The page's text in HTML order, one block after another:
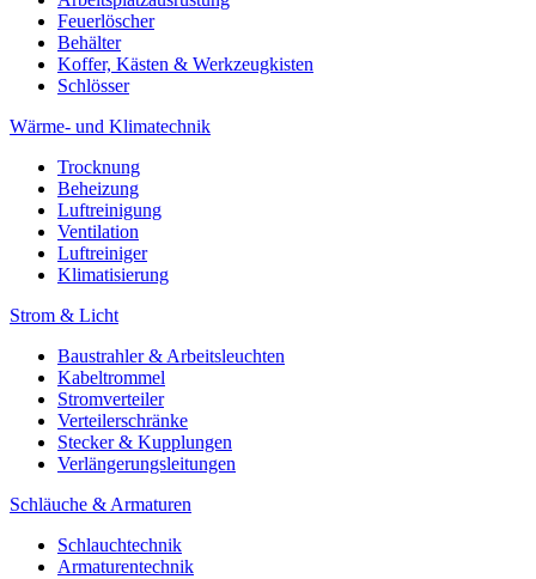
Feuerlöscher
Behälter
Koffer, Kästen & Werkzeugkisten
Schlösser
Wärme- und Klimatechnik
Trocknung
Beheizung
Luftreinigung
Ventilation
Luftreiniger
Klimatisierung
Strom & Licht
Baustrahler & Arbeitsleuchten
Kabeltrommel
Stromverteiler
Verteilerschränke
Stecker & Kupplungen
Verlängerungs­leitungen
Schläuche & Armaturen
Schlauchtechnik
Armaturentechnik